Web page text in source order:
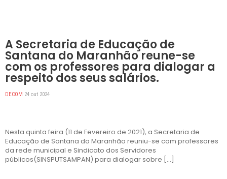
A Secretaria de Educação de
Santana do Maranhão reune-se
com os professores para dialogar a
respeito dos seus salários.
DECOM 24 out 2024
Nesta quinta feira (11 de Fevereiro de 2021), a Secretaria de
Educação de Santana do Maranhão reuniu-se com professores
da rede municipal e Sindicato dos Servidores
públicos(SINSPUTSAMPAN) para dialogar sobre […]